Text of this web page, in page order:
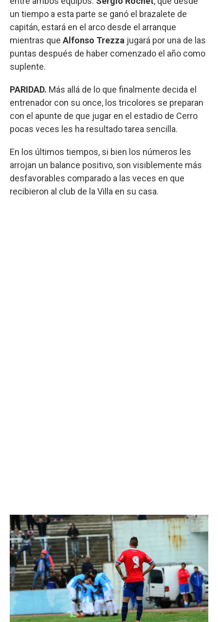
un tiempo a esta parte se ganó el brazalete de
capitán, estará en el arco desde el arranque
mientras que Alfonso Trezza jugará por una de las
puntas después de haber comenzado el año como
suplente.
PARIDAD. Más allá de lo que finalmente decida el
entrenador con su once, los tricolores se preparan
con el apunte de que jugar en el estadio de Cerro
pocas veces les ha resultado tarea sencilla.
En los últimos tiempos, si bien los números les
arrojan un balance positivo, son visiblemente más
desfavorables comparado a las veces en que
recibieron al club de la Villa en su casa.